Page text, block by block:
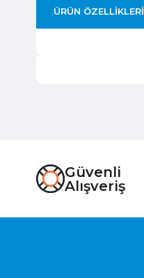
ÜRÜN ÖZELLIKLERI
Güvenli
Alışveriş